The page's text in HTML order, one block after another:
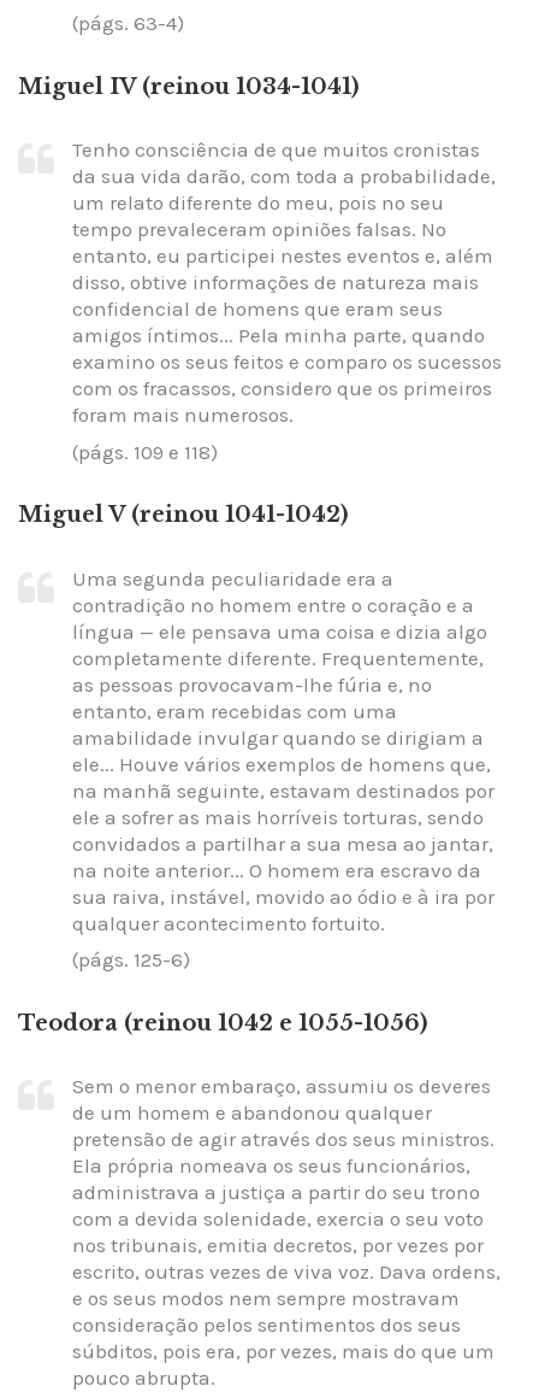
(págs. 63-4)
Miguel IV (reinou 1034-1041)
Tenho consciência de que muitos cronistas
da sua vida darão, com toda a probabilidade,
um relato diferente do meu, pois no seu
tempo prevaleceram opiniões falsas. No
entanto, eu participei nestes eventos e, além
disso, obtive informações de natureza mais
confidencial de homens que eram seus
amigos íntimos... Pela minha parte, quando
examino os seus feitos e comparo os sucessos
com os fracassos, considero que os primeiros
foram mais numerosos.
(págs. 109 e 118)
Miguel V (reinou 1041-1042)
Uma segunda peculiaridade era a
contradição no homem entre o coração e a
língua — ele pensava uma coisa e dizia algo
completamente diferente. Frequentemente,
as pessoas provocavam-lhe fúria e, no
entanto, eram recebidas com uma
amabilidade invulgar quando se dirigiam a
ele... Houve vários exemplos de homens que,
na manhã seguinte, estavam destinados por
ele a sofrer as mais horríveis torturas, sendo
convidados a partilhar a sua mesa ao jantar,
na noite anterior... O homem era escravo da
sua raiva, instável, movido ao ódio e à ira por
qualquer acontecimento fortuito.
(págs. 125-6)
Teodora (reinou 1042 e 1055-1056)
Sem o menor embaraço, assumiu os deveres
de um homem e abandonou qualquer
pretensão de agir através dos seus ministros.
Ela própria nomeava os seus funcionários,
administrava a justiça a partir do seu trono
com a devida solenidade, exercia o seu voto
nos tribunais, emitia decretos, por vezes por
escrito, outras vezes de viva voz. Dava ordens,
e os seus modos nem sempre mostravam
consideração pelos sentimentos dos seus
súbditos, pois era, por vezes, mais do que um
pouco abrupta.